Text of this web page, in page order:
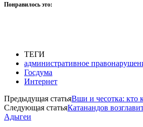
Понравилось это:
ТЕГИ
административное
Госдума
Интернет
Предыдущая статьяВши и чесотка: кто
Следующая статьяКатанандов
Адыгеи